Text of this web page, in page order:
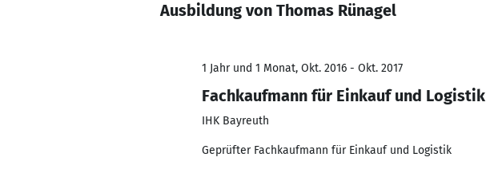
Ausbildung von Thomas Rünagel
1 Jahr und 1 Monat, Okt. 2016 - Okt. 2017
Fachkaufmann für Einkauf und Logistik
IHK Bayreuth
Geprüfter Fachkaufmann für Einkauf und Logistik